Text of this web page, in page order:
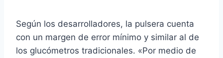
Según los desarrolladores, la pulsera cuenta
con un margen de error mínimo y similar al de
los glucómetros tradicionales. «Por medio de